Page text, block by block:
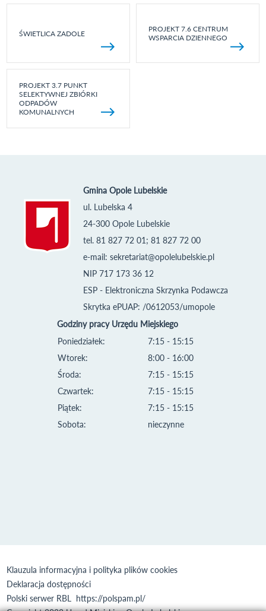
ŚWIETLICA ZADOLE
PROJEKT 7.6 CENTRUM
WSPARCIA DZIENNEGO
PROJEKT 3.7 PUNKT
SELEKTYWNEJ ZBIÓRKI
ODPADÓW
KOMUNALNYCH
Gmina Opole Lubelskie
ul. Lubelska 4
24-300 Opole Lubelskie
tel. 81 827 72 01; 81 827 72 00
e-mail: sekretariat@opolelubelskie.pl
NIP 717 173 36 12
ESP - Elektroniczna Skrzynka Podawcza
Skrytka ePUAP: /0612053/umopole
Godziny pracy Urzędu Miejskiego
Poniedziałek:
Wtorek:
Środa:
Czwartek:
Piątek:
Sobota:
7:15 - 15:15
8:00 - 16:00
7:15 - 15:15
7:15 - 15:15
7:15 - 15:15
nieczynne
Klauzula informacyjna i polityka plików cookies
Deklaracja dostępności
Polski serwer RBL https://polspam.pl/